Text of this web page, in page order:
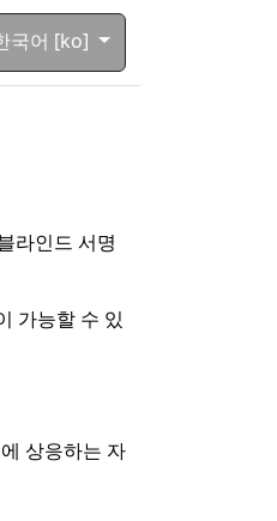
국어 [ko]
라인드 서명
가능할 수 있
상응하는 자